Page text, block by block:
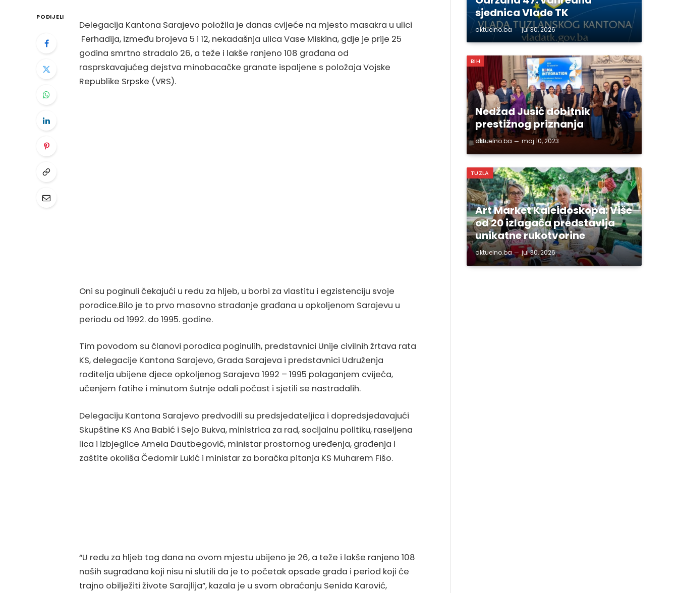
PODIJELI
Delegacija Kantona Sarajevo položila je danas cvijeće na mjesto masakra u ulici
Ferhadija, između brojeva 5 i 12, nekadašnja ulica Vase Miskina, gdje je prije 25
godina smrtno stradalo 26, a teže i lakše ranjeno 108 građana od
rasprskavajućeg dejstva minobacačke granate ispaljene s položaja Vojske
Republike Srpske (VRS).
Oni su poginuli čekajući u redu za hljeb, u borbi za vlastitu i egzistenciju svoje
porodice.Bilo je to prvo masovno stradanje građana u opkoljenom Sarajevu u
periodu od 1992. do 1995. godine.
Tim povodom su članovi porodica poginulih, predstavnici Unije civilnih žrtava rata
KS, delegacije Kantona Sarajevo, Grada Sarajeva i predstavnici Udruženja
roditelja ubijene djece opkoljenog Sarajeva 1992 – 1995 polaganjem cvijeća,
učenjem fatihe i minutom šutnje odali počast i sjetili se nastradalih.
Delegaciju Kantona Sarajevo predvodili su predsjedateljica i dopredsjedavajući
Skupštine KS Ana Babić i Sejo Bukva, ministrica za rad, socijalnu politiku, raseljena
lica i izbjeglice Amela Dautbegović, ministar prostornog uređenja, građenja i
zaštite okoliša Čedomir Lukić i ministar za boračka pitanja KS Muharem Fišo.
“U redu za hljeb tog dana na ovom mjestu ubijeno je 26, a teže i lakše ranjeno 108
naših sugrađana koji nisu ni slutili da je to početak opsade grada i period koji će
trajno obilježiti živote Sarajlija”, kazala je u svom obraćanju Senida Karović,
sjednica Vlade TK
aktuelno.ba jul 30, 2026
BIH
Nedžad Jusić dobitnik
prestižnog priznanja
aktuelno.ba maj 10, 2023
TUZLA
Art Market Kaleidoskopa: Više
od 20 izlagača predstavlja
unikatne rukotvorine
aktuelno.ba jul 30, 2026